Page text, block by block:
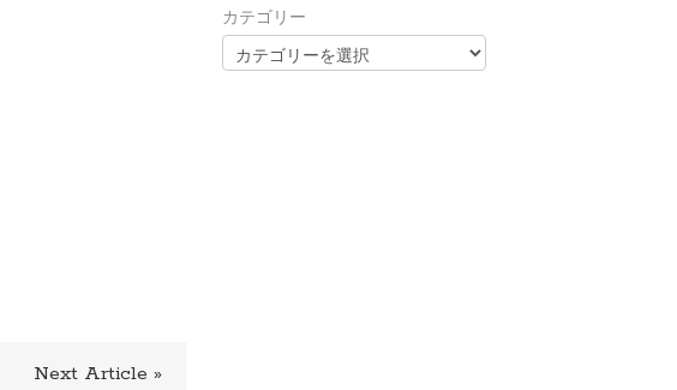
Next Article »
カテゴリー